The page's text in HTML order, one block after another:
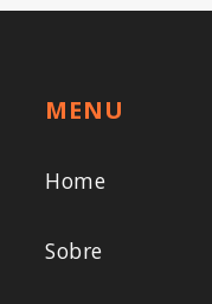
MENU
Home
Sobre